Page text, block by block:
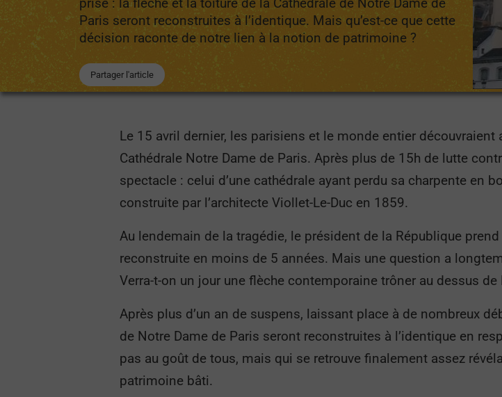
prise : la flèche et la toiture de la Cathédrale de Notre Dame de
Paris seront reconstruites à l’identique. Mais qu’est-ce que cette
décision raconte de notre lien à la notion de patrimoine ?
Partager l'article
Le 15 avril dernier, les parisiens et le monde entier
Cathédrale Notre Dame de Paris. Après plus de 15h de lutte
spectacle : celui d’une cathédrale ayant perdu sa charpente en
construite par l’architecte Viollet-Le-Duc en 1859.
Au lendemain de la tragédie, le président de la République
reconstruite en moins de 5 années. Mais une question a
Verra-t-on un jour une flèche contemporaine trôner au dessus de
Après plus d’un an de suspens, laissant place à de nombreux
de Notre Dame de Paris seront reconstruites à l’identique en
pas au goût de tous, mais qui se retrouve finalement assez
patrimoine bâti.